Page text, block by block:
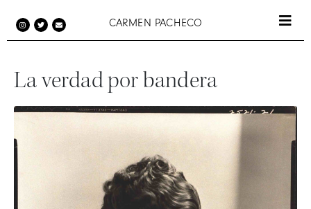
CARMEN PACHECO​
La verdad por bandera